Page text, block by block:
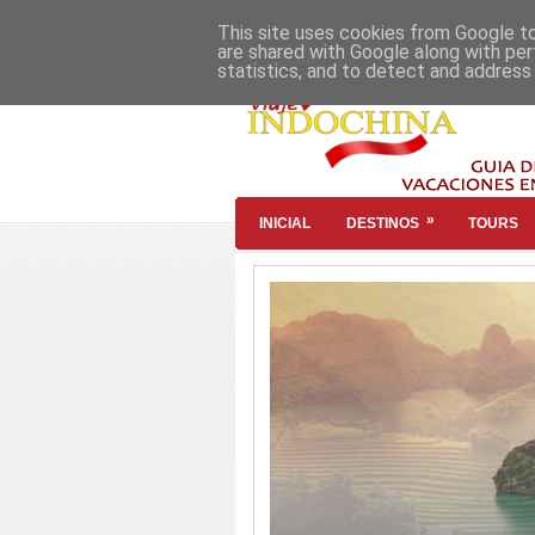
INICIAL DESTINOS » TOURS
This site uses cookies from Google
are shared with Google along with
statistics, and to detect and address